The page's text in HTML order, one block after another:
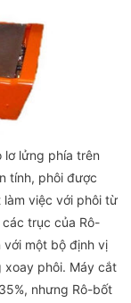
lửng phía trên
tính, phôi được
việc với phôi từ
trục của Rô-
một bộ định vị
phôi. Máy cắt
nhưng Rô-bốt